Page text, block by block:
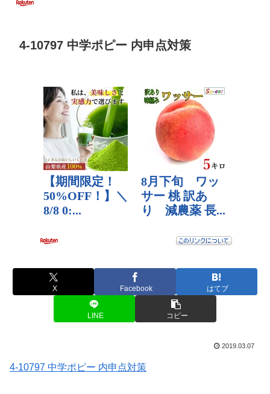
4-10797 中学ポピー 内申点対策
X Facebook はてブ
LINE コピー
2019.03.07
4-10797 中学ポピー 内申点対策